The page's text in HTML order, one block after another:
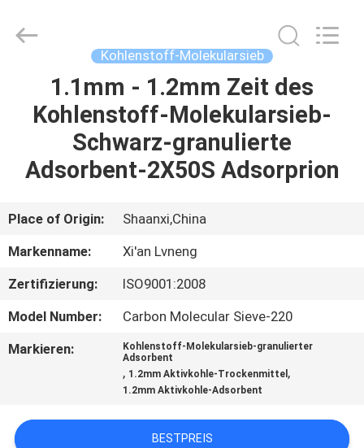
HAUSE
PRODUKTE
VIDEOS
SHOW
ÜBER
WERKSBESICHTIGUNG
Technology
Co.,Ltd..
Kohlenstoff-Molekularsieb
1.1mm - 1.2mm Zeit des
Kohlenstoff-Molekularsieb-
Schwarz-granulierte
Adsorbent-2X50S Adsorprion
Place of Origin:
Shaanxi,China
Markenname:
Xi'an Lvneng
Zertifizierung:
ISO9001:2008
Model Number:
Carbon Molecular Sieve-220
Markieren:
Kohlenstoff-Molekularsieb-granulierter
Adsorbent
, 1.2mm Aktivkohle-Trockenmittel ,
1.2mm Aktivkohle-Adsorbent
BESTPREIS